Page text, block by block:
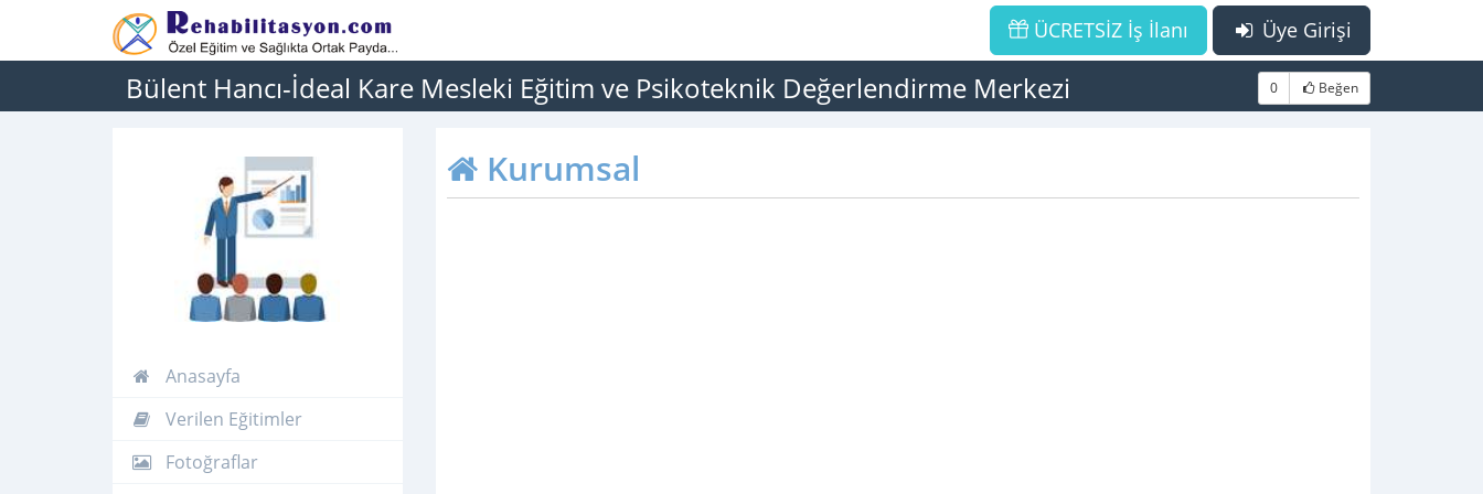
Üye Girişi
ÜCRETSİZ İş İlanı
Bülent Hancı-İdeal Kare Mesleki Eğitim ve Psikoteknik Değerlendirme Merkezi 0 Beğen
Anasayfa
Verilen Eğitimler
Fotoğraflar
Kurumsal